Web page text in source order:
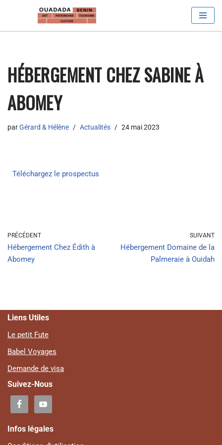
HÉBERGEMENT CHEZ SABINE À
ABOMEY
parGérard & Hélène Actualités 24 mai 2023
Téléchargez le prospectus
PRÉCÉDENT
Hébergement Chez Édith à
Abomey
SUIVANT
Hébergement Domaine de la
Palmeraie à Ouidah
Liens Utiles
Le petit Fute
Babel Voyages
Demande de visa
Suivez-Nous
Infos légales